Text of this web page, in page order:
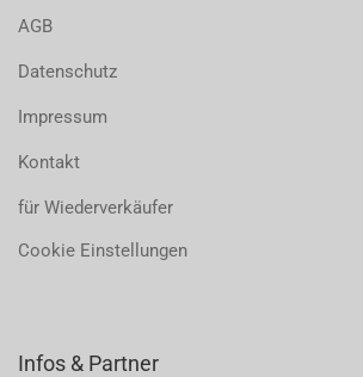
AGB
Datenschutz
Impressum
Kontakt
für Wiederverkäufer
Cookie Einstellungen
Infos & Partner